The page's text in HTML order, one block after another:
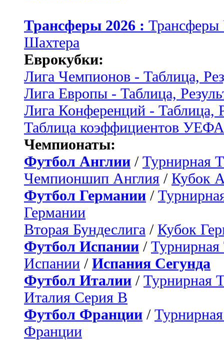
Трансферы 2026 :
Шахтера
Еврокубки:
Лига Чемпионов - Таблица,
Лига Европы - Таблица,
Лига Конференций - Таблица,
Таблица коэффициентов УЕФА
Чемпионаты:
Футбол Англии / Турнирная
Чемпионшип Англия / Кубок
Футбол Германии /
Германии
Вторая Бундеслига / Кубок
Футбол Испании / Турнирная
Испании / Испания Сегунда
Футбол Италии / Турнирная
Италия Серия B
Футбол Франции /
Франции